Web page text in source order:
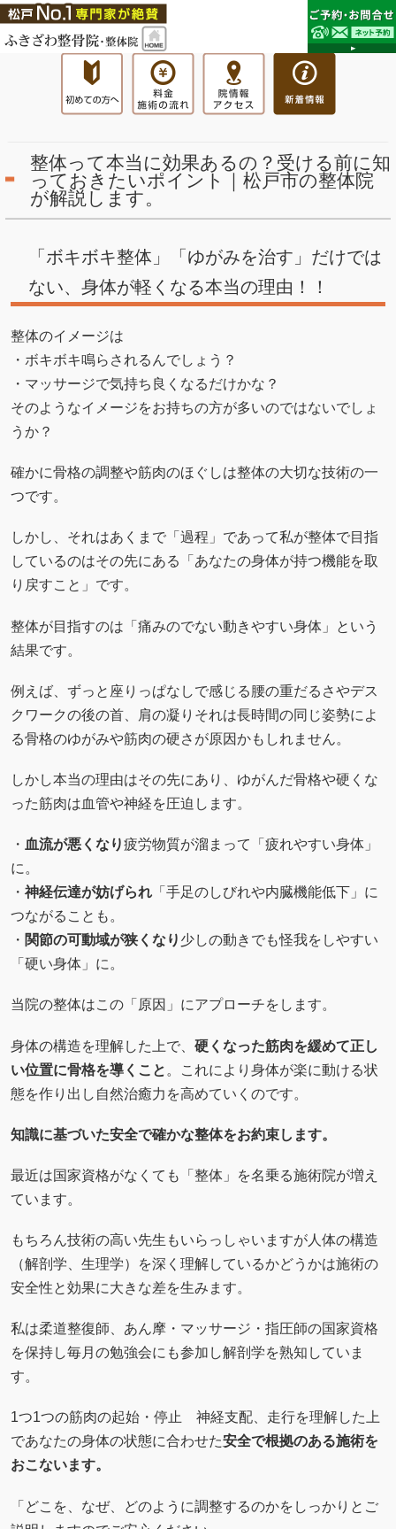
整体って本当に効果あるの？受ける前に知
っておきたいポイント｜松戸市の整体院
が解説します。
「ボキボキ整体」「ゆがみを治す」だけでは
ない、身体が軽くなる本当の理由！！
整体のイメージは
・ボキボキ鳴らされるんでしょう？
・マッサージで気持ち良くなるだけかな？
そのようなイメージをお持ちの方が多いのではないでしょ
うか？
確かに骨格の調整や筋肉のほぐしは整体の大切な技術の一
つです。
しかし、それはあくまで「過程」であって私が整体で目指
しているのはその先にある「あなたの身体が持つ機能を取
り戻すこと」です。
整体が目指すのは「痛みのでない動きやすい身体」という
結果です。
例えば、ずっと座りっぱなしで感じる腰の重だるさやデス
クワークの後の首、肩の凝りそれは長時間の同じ姿勢によ
る骨格のゆがみや筋肉の硬さが原因かもしれません。
しかし本当の理由はその先にあり、ゆがんだ骨格や硬くな
った筋肉は血管や神経を圧迫します。
・ 血流が悪くなり疲労物質が溜まって「疲れやすい身体」
に。
・ 神経伝達が妨げられ 「手足のしびれや内臓機能低下」に
つながることも。
・ 関節の可動域が狭くなり 少しの動きでも怪我をしやすい
「硬い身体」に。
当院の整体はこの「原因」にアプローチをします。
身体の構造を理解した上で、 硬くなった筋肉を緩めて正し
い位置に骨格を導くこと 。これにより身体が楽に動ける状
態を作り出し自然治癒力を高めていくのです。
知識に基づいた安全で確かな整体をお約束します。
最近は国家資格がなくても「整体」を名乗る施術院が増え
ています。
もちろん技術の高い先生もいらっしゃいますが人体の構造
（解剖学、生理学）を深く理解しているかどうかは施術の
安全性と効果に大きな差を生みます。
私は柔道整復師、あん摩・マッサージ・指圧師の国家資格
を保持し毎月の勉強会にも参加し解剖学を熟知していま
す。
1つ1つの筋肉の起始・停止 神経支配、走行を理解した上
であなたの身体の状態に合わせた安全で根拠のある施術を
おこないます。
「どこを、なぜ、どのように調整するのかをしっかりとご